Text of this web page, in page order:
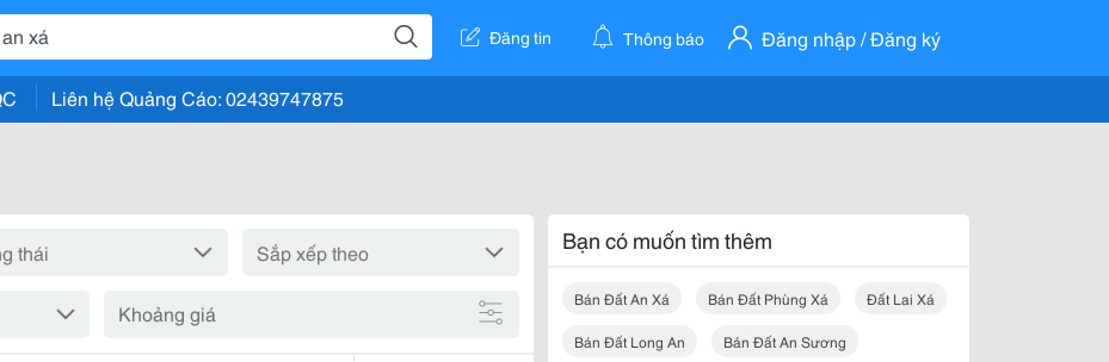
Đăng tin Thông báo Đăng nhập / Đăng ký
Liên hệ Quảng Cáo: 02439747875
Khoảng giá
Bạn có muốn tìm thêm
Bán Đất An Xá Bán Đất Phùng Xá Đất Lai Xá
Bán Đất Long An Bán Đất An Sương